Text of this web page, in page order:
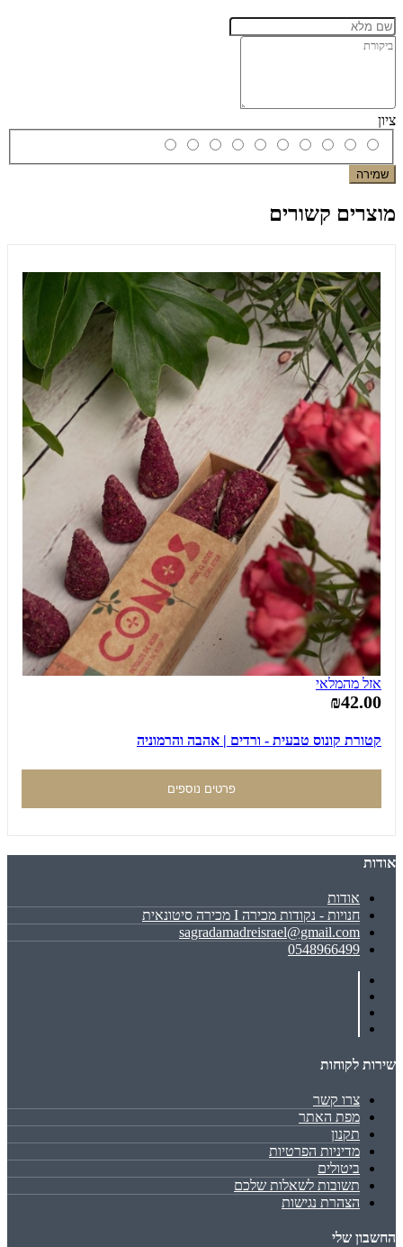
ציון
שמירה
מוצרים קשורים
אזל מהמלאי
₪42.00
קטורת קונוס טבעית - ורדים | אהבה והרמוניה
פרטים נוספים
אודות
אודות
חנויות - נקודות מכירה I מכירה סיטונאית
sagradamadreisrael@gmail.com
0548966499
שירות לקוחות
צרו קשר
מפת האתר
תקנון
מדיניות הפרטיות
ביטולים
תשובות לשאלות שלכם
הצהרת נגישות
החשבון שלי